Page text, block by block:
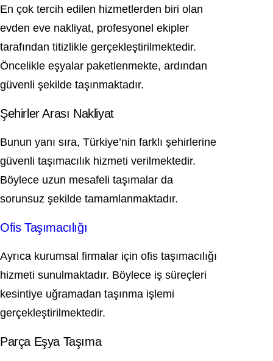
En çok tercih edilen hizmetlerden biri olan
evden eve nakliyat, profesyonel ekipler
tarafından titizlikle gerçekleştirilmektedir.
Öncelikle eşyalar paketlenmekte, ardından
güvenli şekilde taşınmaktadır.
Şehirler Arası Nakliyat
Bunun yanı sıra, Türkiye’nin farklı şehirlerine
güvenli taşımacılık hizmeti verilmektedir.
Böylece uzun mesafeli taşımalar da
sorunsuz şekilde tamamlanmaktadır.
Ofis Taşımacılığı
Ayrıca kurumsal firmalar için ofis taşımacılığı
hizmeti sunulmaktadır. Böylece iş süreçleri
kesintiye uğramadan taşınma işlemi
gerçekleştirilmektedir.
Parça Eşya Taşıma